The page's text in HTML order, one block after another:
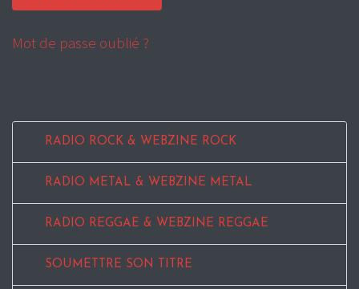
Mot de passe oublié ?
RADIO ROCK & WEBZINE ROCK
RADIO METAL & WEBZINE METAL
RADIO REGGAE & WEBZINE REGGAE
SOUMETTRE SON TITRE